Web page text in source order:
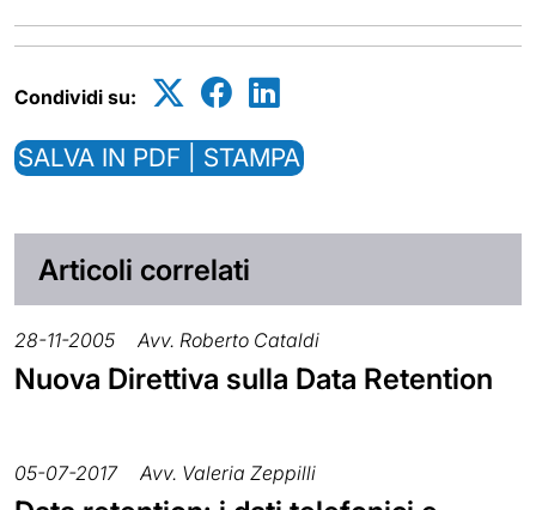
Condividi su:
SALVA IN PDF | STAMPA
Articoli correlati
28-11-2005 Avv. Roberto Cataldi
Nuova Direttiva sulla Data Retention
05-07-2017 Avv. Valeria Zeppilli